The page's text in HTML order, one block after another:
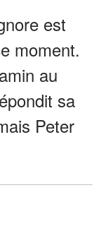
est
moment.
au
sa
Peter